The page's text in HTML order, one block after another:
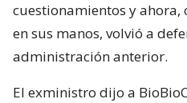
cuestionamientos y ahora,
en sus manos, volvió a
administración anterior.
El exministro dijo a